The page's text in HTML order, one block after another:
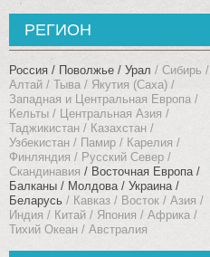
РЕГИОН
Россия / Поволжье / Урал
Сибирь /
Алтай / Тыва / Якутия (Саха)
Западная и Центральная Европа /
Кельты
Центральная Азия /
Таджикистан / Казахстан /
Узбекистан / Памир
Карелия /
Финляндия / Русский Север /
Скандинавия
Восточная Европа /
Балканы
Молдова / Украина /
Беларусь
Кавказ
Восток / Азия /
Индия / Китай / Япония
Африка /
Тихий Океан / Австралия